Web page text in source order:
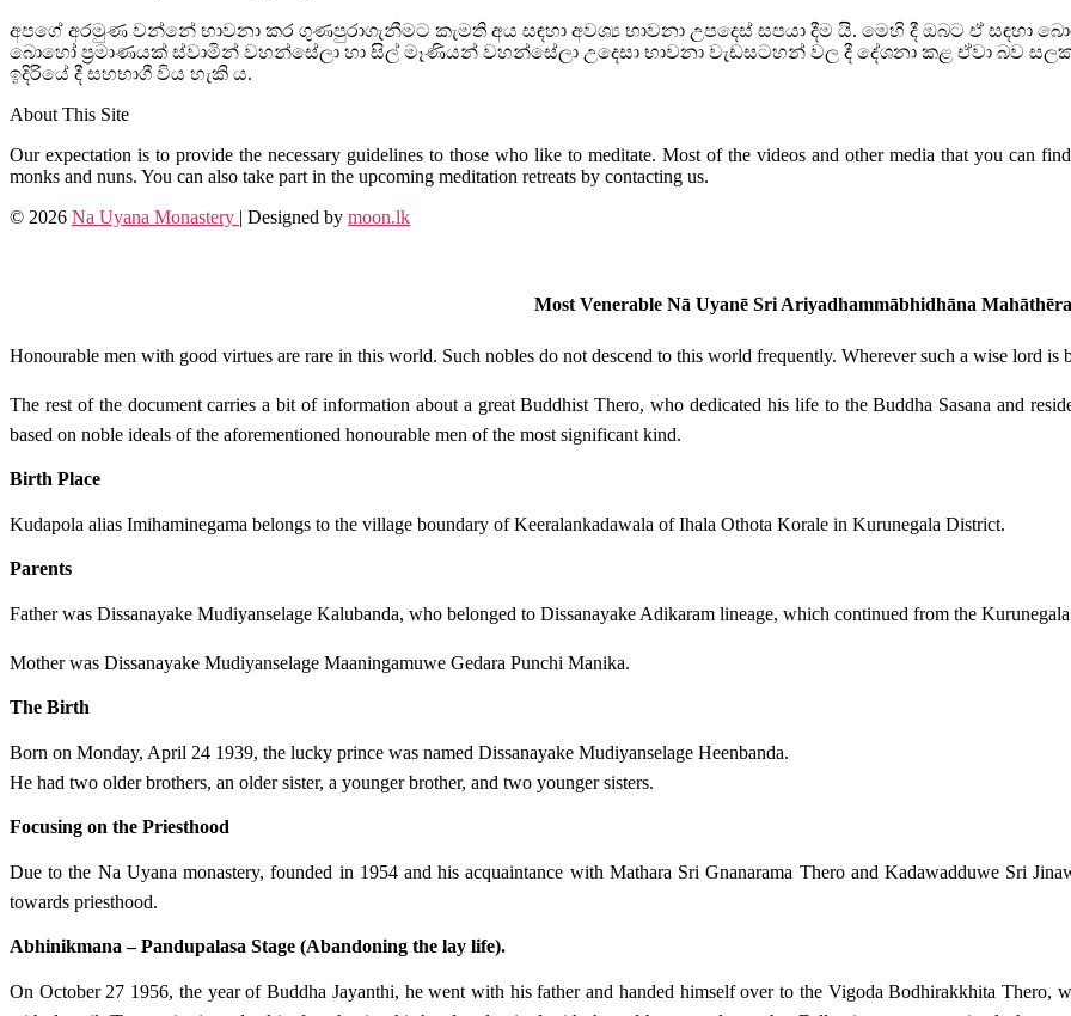
අපගේ අරමුණ වන්නේ භාවනා කර ගුණපුරාගැනීමට කැමති අය සඳහා අවශ්‍ය භාවනා උපදෙස් සපයා දීම යි. මෙහි දී ඔබට ඒ සඳහා
බොහෝ ප්‍රමාණයක් ස්වාමින් වහන්සේලා හා සිල් මෑණියන් වහන්සේලා උදෙසා භාවනා වැඩසටහන් වල දී දේශනා කළ ඒවා බව
ඉදිරියේ දී සහභාගී විය හැකි ය.
About This Site
Our expectation is to provide the necessary guidelines to those who like to meditate. Most of the videos and other media that you can
monks and nuns. You can also take part in the upcoming meditation retreats by contacting us.
© 2026 Na Uyana Monastery | Designed by moon.lk
Most Venerable Nā Uyanē Sri Ariyadhammābhidhāna Mahāthēra
Honourable men with good virtues are rare in this world. Such nobles do not descend to this world frequently. Wherever such a wise lord is
The rest of the document carries a bit of information about a great Buddhist Thero, who dedicated his life to the Buddha Sasana and
based on noble ideals of the aforementioned honourable men of the most significant kind.
Birth Place
Kudapola alias Imihaminegama belongs to the village boundary of Keeralankadawala of Ihala Othota Korale in Kurunegala District.
Parents
Father was Dissanayake Mudiyanselage Kalubanda, who belonged to Dissanayake Adikaram lineage, which continued from the
Mother was Dissanayake Mudiyanselage Maaningamuwe Gedara Punchi Manika.
The Birth
Born on Monday, April 24 1939, the lucky prince was named Dissanayake Mudiyanselage Heenbanda.
He had two older brothers, an older sister, a younger brother, and two younger sisters.
Focusing on the Priesthood
Due to the Na Uyana monastery, founded in 1954 and his acquaintance with Mathara Sri Gnanarama Thero and Kadawadduwe Sri
towards priesthood.
Abhinikmana – Pandupalasa Stage (Abandoning the lay life).
On October 27 1956, the year of Buddha Jayanthi, he went with his father and handed himself over to the Vigoda Bodhirakkhita Thero,